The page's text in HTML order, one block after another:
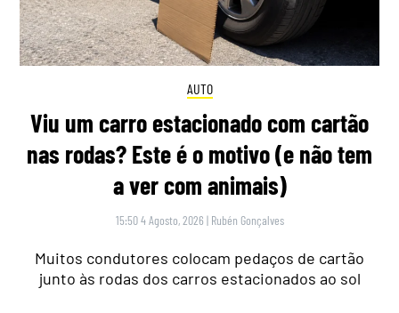
AUTO
Viu um carro estacionado com cartão
nas rodas? Este é o motivo (e não tem
a ver com animais)
15:50 4 Agosto, 2026 | Rubén Gonçalves
Muitos condutores colocam pedaços de cartão
junto às rodas dos carros estacionados ao sol